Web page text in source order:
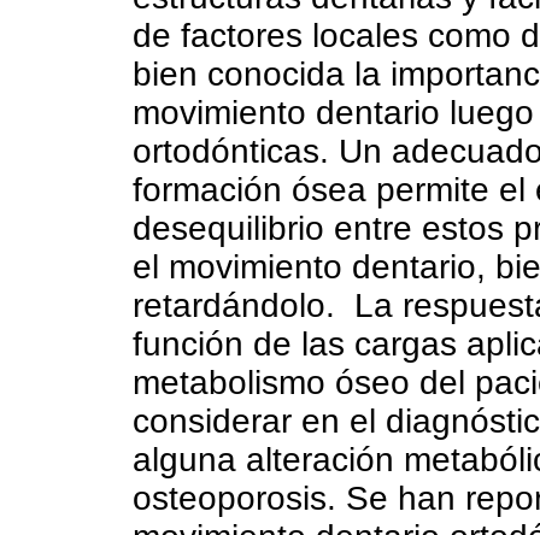
de factores locales como
bien conocida la
movimiento dentario
ortodónticas. Un
formación ósea permite
desequilibrio entre estos
el movimiento dentario,
retardándolo. La
función de las cargas
metabolismo óseo del
considerar en el
alguna alteración
osteoporosis. Se han